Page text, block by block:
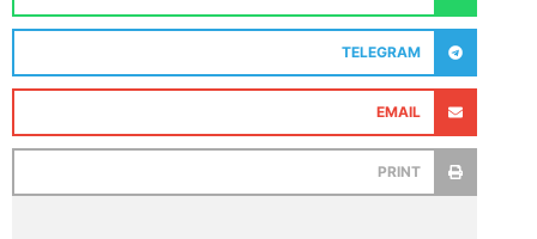
TELEGRAM